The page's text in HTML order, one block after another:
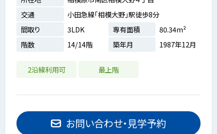
交通
小田急線「相模大野」駅徒歩8分
間取り
3LDK 専有面積
80.34m²
階数
14/14階 築年月 1987年12月
2沿線利用可 最上階
お問い合わせ・見学予約